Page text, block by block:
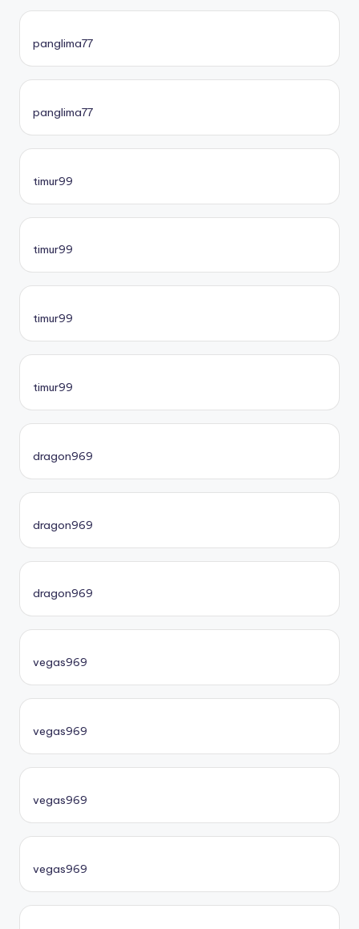
panglima77
panglima77
timur99
timur99
timur99
timur99
dragon969
dragon969
dragon969
vegas969
vegas969
vegas969
vegas969